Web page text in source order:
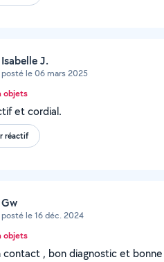
Isabelle J.
posté le 06 mars 2025
objets
et cordial.
réactif
Gw
posté le 16 déc. 2024
objets
contact , bon diagnostic et